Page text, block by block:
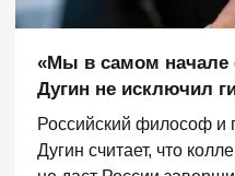
«Мы в самом начале
Дугин не исключил
Российский философ и
Дугин считает, что